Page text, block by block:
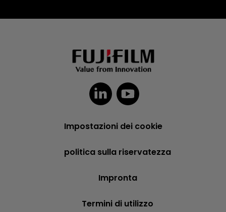
Impostazioni dei cookie
politica sulla riservatezza
Impronta
Termini di utilizzo